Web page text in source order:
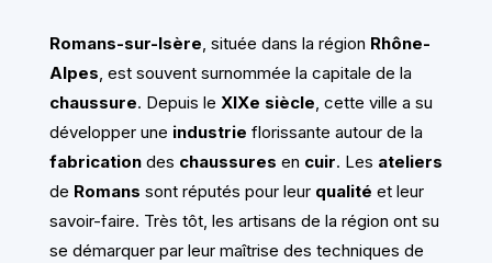
Romans-sur-Isère, située dans la région Rhône-
Alpes, est souvent surnommée la capitale de la
chaussure. Depuis le XIXe siècle, cette ville a su
développer une industrie florissante autour de la
fabricationdes chaussures en cuir. Les ateliers
de Romans sont réputés pour leur qualité et leur
savoir-faire. Très tôt, les artisans de la région ont su
se démarquer par leur maîtrise des techniques de